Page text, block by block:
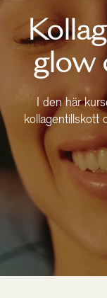
glow
I den här
kollagentillskott